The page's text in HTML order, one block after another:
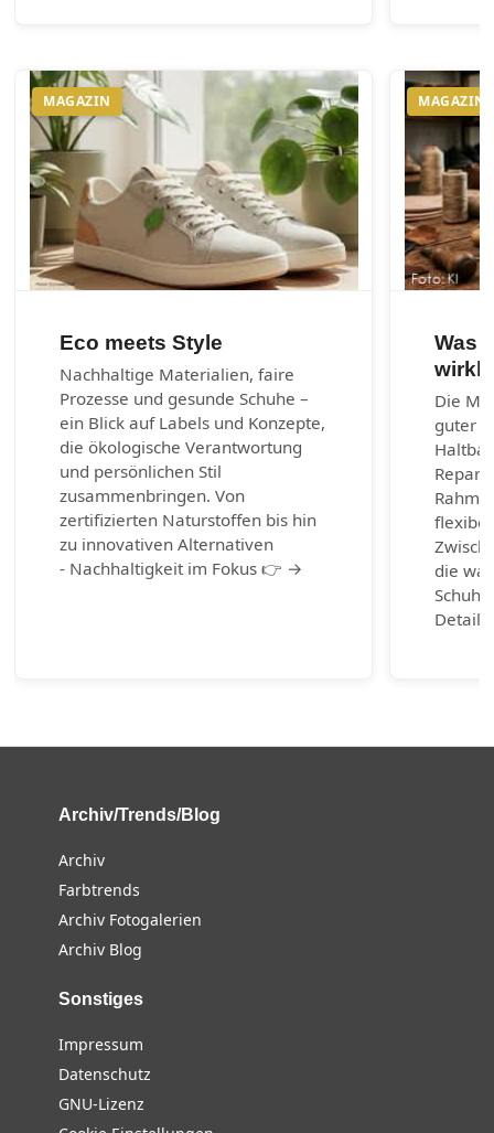
MAGAZIN
Eco meets Style
Nachhaltige Materialien, faire
Prozesse und gesunde Schuhe –
ein Blick auf Labels und Konzepte,
die ökologische Verantwortung
und persönlichen Stil
zusammenbringen. Von
zertifizierten Naturstoffen bis hin
zu innovativen Alternativen
- Nachhaltigkeit im Fokus 👉 →
MAGAZIN
Was
Die
guter
flexibel
die
Detail
Archiv/Trends/Blog
Archiv
Farbtrends
Archiv Fotogalerien
Archiv Blog
Sonstiges
Impressum
Datenschutz
GNU-Lizenz